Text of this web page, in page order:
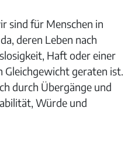
sind für Menschen in
deren Leben nach
Haft oder einer
geraten ist.
durch Übergänge und
Würde und